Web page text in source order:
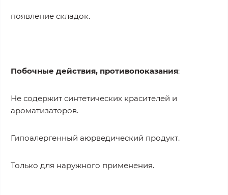
появление складок.
Побочные действия, противопоказания:
Не содержит синтетических красителей и
ароматизаторов.
Гипоалергенный аюрведический продукт.
Только для наружного применения.